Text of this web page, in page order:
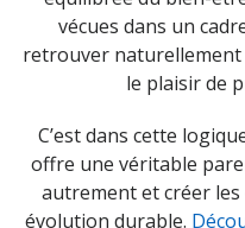
vécues dans un
retrouver naturellement
le plaisir de
C’est dans cette
offre une véritable
autrement et créer
évolution durable.